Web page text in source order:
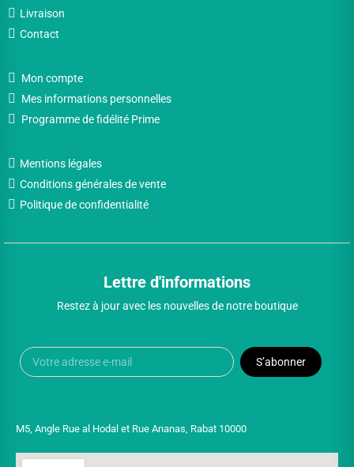
Livraison
Contact
Mon compte
Mes informations personnelles
Programme de fidélité Prime
Mentions légales
Conditions générales de vente
Politique de confidentialité
Lettre d'informations
Restez à jour avec les nouvelles de notre boutique
S’abonner
M5, Angle Rue al Hodal et Rue Ananas, Rabat 10000